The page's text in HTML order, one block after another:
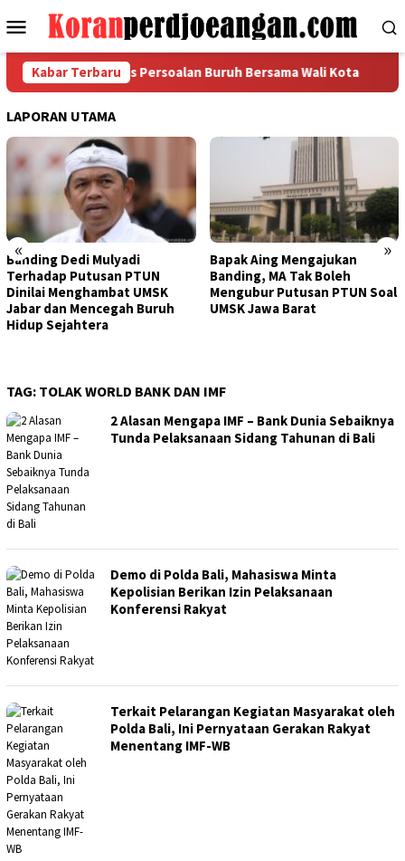
ke
Menu
Mobile
Kabar Terbaru
Bahas Persoalan Buruh Bersama Wali Kota
LAPORAN UTAMA
« »
Banding Dedi Mulyadi
Terhadap Putusan PTUN
Dinilai Menghambat UMSK
Jabar dan Mencegah Buruh
Hidup Sejahtera
Bapak Aing Mengajukan
Banding, MA Tak Boleh
Mengubur Putusan PTUN Soal
UMSK Jawa Barat
TAG: TOLAK WORLD BANK DAN IMF
2 Alasan Mengapa IMF – Bank Dunia Sebaiknya
Tunda Pelaksanaan Sidang Tahunan di Bali
Demo di Polda Bali, Mahasiswa Minta
Kepolisian Berikan Izin Pelaksanaan
Konferensi Rakyat
Terkait Pelarangan Kegiatan Masyarakat oleh
Polda Bali, Ini Pernyataan Gerakan Rakyat
Menentang IMF-WB